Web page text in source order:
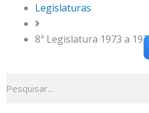
Legislaturas
8ª Legislatura 1973 a